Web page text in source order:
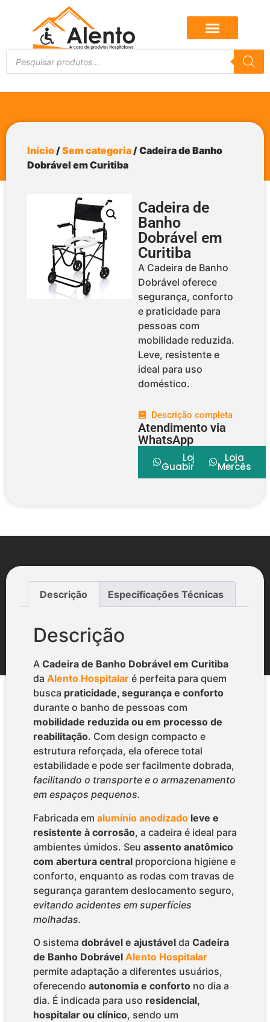
Início/Sem categoria/ Cadeira de Banho
Dobrável em Curitiba
Cadeira de
Banho
Dobrável em
Curitiba
A Cadeira de Banho
Dobrável oferece
segurança, conforto
e praticidade para
pessoas com
mobilidade reduzida.
Leve, resistente e
ideal para uso
doméstico.
Descrição completa
Atendimento via
WhatsApp
Loja
Guabirotuba
Loja
Mercês
Descrição Especificações Técnicas
Descrição
A Cadeira de Banho Dobrável em Curitiba
da Alento Hospitalar é perfeita para quem
busca praticidade, segurança e conforto
durante o banho de pessoas com
mobilidade reduzida ou em processo de
reabilitação. Com design compacto e
estrutura reforçada, ela oferece total
estabilidade e pode ser facilmente dobrada,
facilitando o transporte e o armazenamento
em espaços pequenos.
Fabricada em alumínio anodizado leve e
resistente à corrosão, a cadeira é ideal para
ambientes úmidos. Seu assento anatômico
com abertura central proporciona higiene e
conforto, enquanto as rodas com travas de
segurança garantem deslocamento seguro,
evitando acidentes em superfícies
molhadas.
O sistema dobrável e ajustável da Cadeira
de Banho Dobrável Alento Hospitalar
permite adaptação a diferentes usuários,
oferecendo autonomia e conforto no dia a
dia. É indicada para uso residencial,
hospitalar ou clínico, sendo um